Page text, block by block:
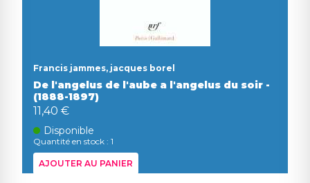
Francis jammes, jacques borel
De l'angelus de l'aube a l'angelus du soir -
(1888-1897)
11,40 €
Disponible
Quantité en stock : 1
AJOUTER AU PANIER